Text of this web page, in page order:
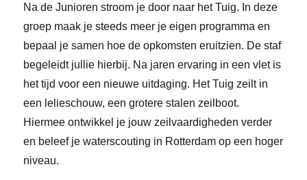
Na de Junioren stroom je door naar het Tuig. In deze
groep maak je steeds meer je eigen programma en
bepaal je samen hoe de opkomsten eruitzien. De staf
begeleidt jullie hierbij. Na jaren ervaring in een vlet is
het tijd voor een nieuwe uitdaging. Het Tuig zeilt in
een lelieschouw, een grotere stalen zeilboot.
Hiermee ontwikkel je jouw zeilvaardigheden verder
en beleef je waterscouting in Rotterdam op een hoger
niveau.